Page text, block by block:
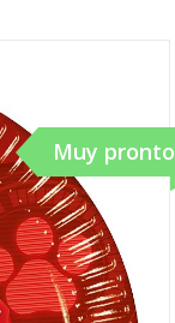
Muy pronto